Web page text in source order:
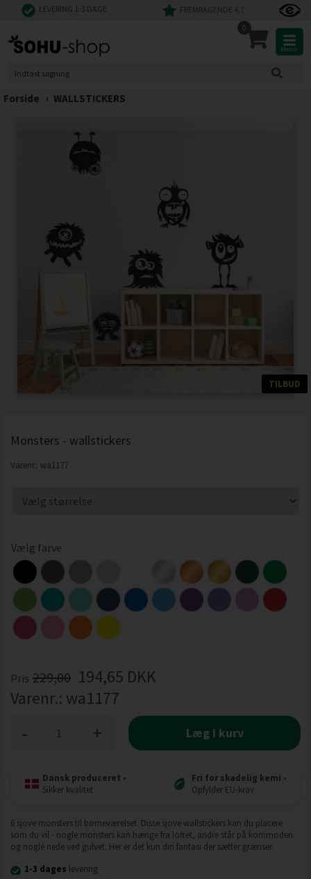
LEVERING 1-3 DAGE FREMRAGENDE 4,7
0
Menu
Forside › WALLSTICKERS
TILBUD
Monsters - wallstickers
Varenr.: wa1177
Vælg farve
Pris 229,00 194,65 DKK
Varenr.: wa1177
+
- Læg i kurv
Dansk produceret •
Sikker kvalitet
Fri for skadelig kemi •
Opfylder EU-krav
6 sjove monsters til børneværelset. Disse sjove wallstickers kan du placere
som du vil - nogle monsters kan hænge fra loftet, andre står på kommoden
og nogle nede ved gulvet. Her er det kun din fantasi der sætter grænser.
1-3 dages levering